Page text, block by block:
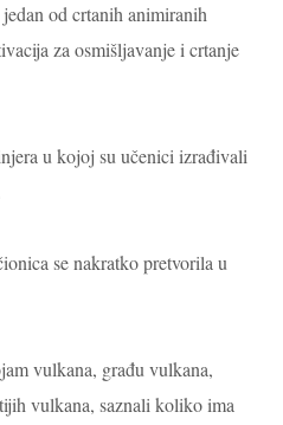
od crtanih animiranih
za osmišljavanje i crtanje
u kojoj su učenici izrađivali
se nakratko pretvorila u
vulkana, građu vulkana,
vulkana, saznali koliko ima